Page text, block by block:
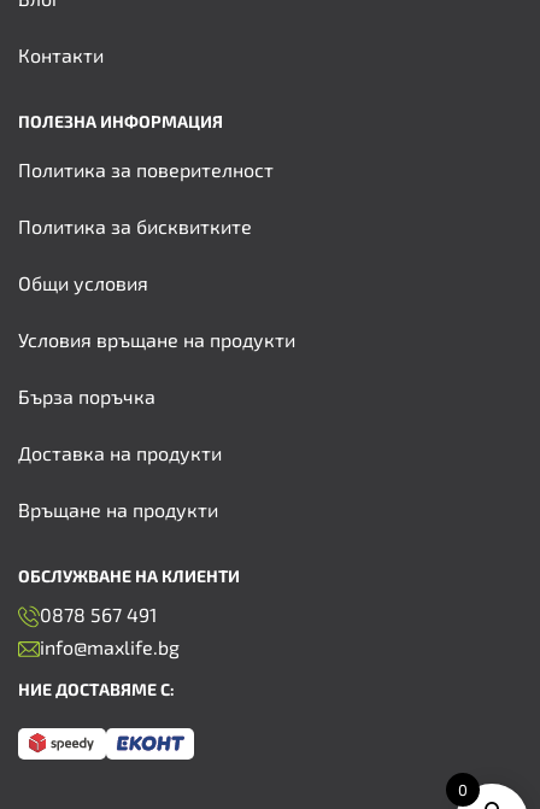
Контакти
ПОЛЕЗНА ИНФОРМАЦИЯ
Политика за поверителност
Политика за бисквитките
Общи условия
Условия връщане на продукти
Бърза поръчка
Доставка на продукти
Връщане на продукти
ОБСЛУЖВАНЕ НА КЛИЕНТИ
0878 567 491
info@maxlife.bg
НИЕ ДОСТАВЯМЕ С:
0